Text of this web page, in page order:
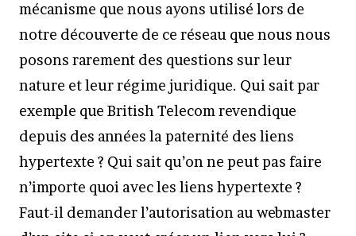
mécanisme que nous ayons utilisé lors de
notre découverte de ce réseau que nous nous
posons rarement des questions sur leur
nature et leur régime juridique. Qui sait par
exemple que British Telecom revendique
depuis des années la paternité des liens
hypertexte ? Qui sait qu’on ne peut pas faire
n’importe quoi avec les liens hypertexte ?
Faut-il demander l’autorisation au webmaster